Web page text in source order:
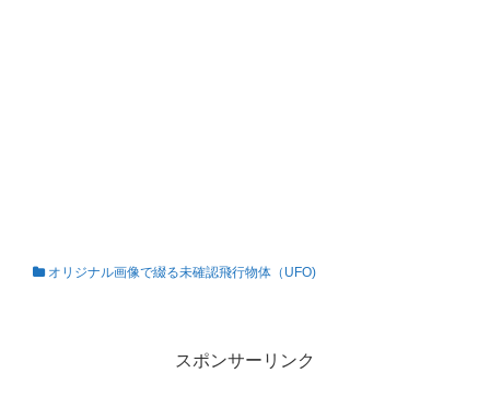
オリジナル画像で綴る未確認飛行物体（UFO)
スポンサーリンク